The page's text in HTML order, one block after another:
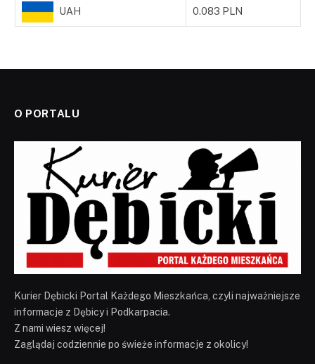
UAH 0.083 PLN
O PORTALU
Kurier Dębicki Portal Każdego Mieszkańca, czyli najważniejsze
informacje z Dębicy i Podkarpacia.
Z nami wiesz więcej!
Zaglądaj codziennie po świeże informacje z okolicy!